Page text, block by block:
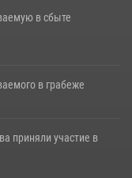
в сбыте
в грабеже
приняли участие в